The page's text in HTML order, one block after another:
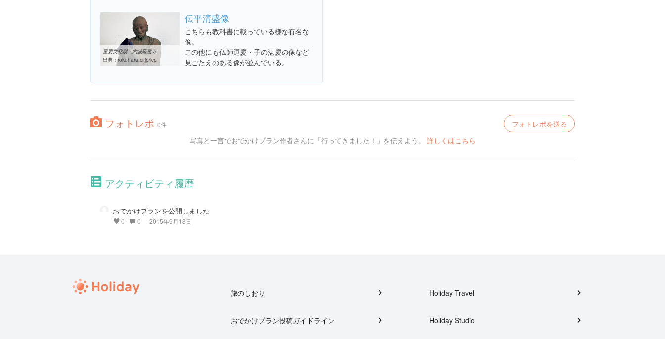
重要文化財 - 六波羅蜜寺
出典：rokuhara.or.jp/icp
伝平清盛像
こちらも教科書に載っている様な有名な
像。
この他にも仏師運慶・子の湛慶の像など
見ごたえのある像が並んでいる。
フォトレポ 0件
フォトレポを送る
写真と一言でおでかけプラン作者さんに「行ってきました！」を伝えよう。 詳しくはこちら
アクティビティ履歴
おでかけプランを公開しました
0 0 2015年9月13日
旅のしおり
おでかけプラン投稿ガイドライン
Holiday Travel
Holiday Studio